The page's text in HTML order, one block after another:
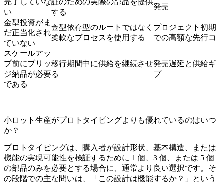
完了していな
い
証のための実際の部品を提供
する
発売
金型投資がま
だ正当化され
ていない
金型依存型のルートではなく
柔軟なプロセスを使用する
プロジェクト初期
での高額な先行コ
スケールアッ
プ前にブリッ
ジ納品が必要
である
移行期間中に供給を継続させ
る
発売遅延と供給ギ
プ
小ロット生産がプロトタイピングよりも優れているのはいつ
か？
プロトタイピングは、購入者が設計形状、基本構造、または
機能の実現可能性を検証するために 1 個、3 個、または 5 個
の部品のみを必要とする場合に、通常より良い選択です。そ
の段階での主な問いは、「この設計は機能するか？」という